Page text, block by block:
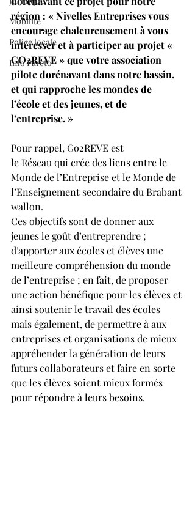
Mobilité
Police locale
Info Pareto
région : « Nivelles Entreprises vous
encourage chaleureusement à vous
intéresser et à participer au projet «
GO2REVE » que votre association
pilote dorénavant dans notre bassin,
et qui rapproche les mondes de
l’école et des jeunes, et de
l’entreprise. »
Pour rappel, Go2REVE est
le Réseau qui crée des liens entre le
Monde de l’Entreprise et le Monde de
l’Enseignement secondaire du Brabant
wallon.
Ces objectifs sont de donner aux
jeunes le goût d’entreprendre ;
d’apporter aux écoles et élèves une
meilleure compréhension du monde
de l’entreprise ; en fait, de proposer
une action bénéfique pour les élèves et
ainsi soutenir le travail des écoles
mais également, de permettre à aux
entreprises et organisations de mieux
appréhender la génération de leurs
futurs collaborateurs et faire en sorte
que les élèves soient mieux formés
pour répondre à leurs besoins.